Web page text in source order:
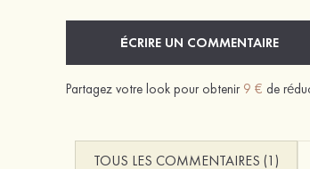
ÉCRIRE UN COMMENTAIRE
Partagez votre look pour obtenir 9 € de
TOUS LES COMMENTAIRES (1)